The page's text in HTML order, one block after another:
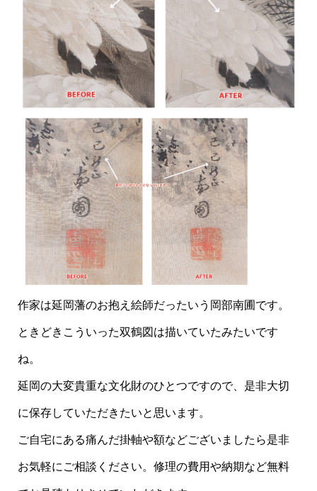
作家は延岡藩のお抱え絵師だったいう岡部南圃です。
ときどきこういった双鶴図は描いていたみたいです
ね。
延岡の大変貴重な文化財のひとつですので、是非大切
に保存していただきたいと思います。
ご自宅にある痛んだ掛軸や額などございましたら是非
お気軽にご相談ください。修理の費用や納期など無料